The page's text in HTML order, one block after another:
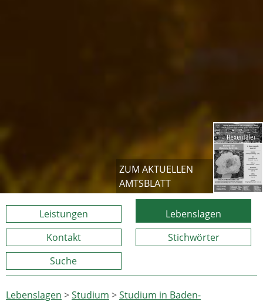
ZUM AKTUELLEN
AMTSBLATT
Leistungen
Lebenslagen
Kontakt
Stichwörter
Suche
Lebenslagen >Studium >Studium in Baden-